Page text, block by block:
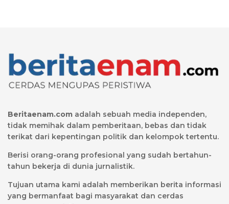
Beritaenam.com adalah sebuah media independen,
tidak memihak dalam pemberitaan, bebas dan tidak
terikat dari kepentingan politik dan kelompok tertentu.
Berisi orang-orang profesional yang sudah bertahun-
tahun bekerja di dunia jurnalistik.
Tujuan utama kami adalah memberikan berita informasi
yang bermanfaat bagi masyarakat dan cerdas